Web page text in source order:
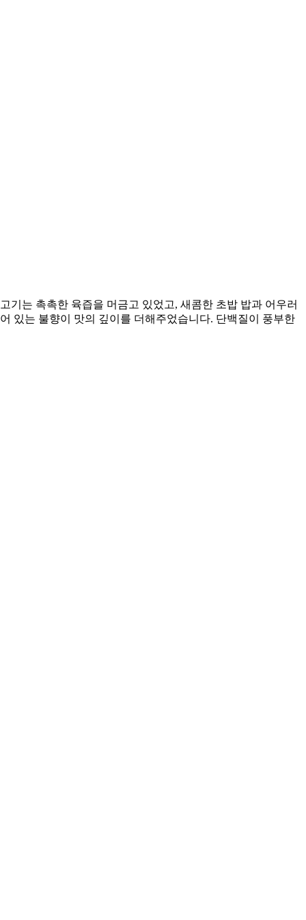
기는 촉촉한 육즙을 머금고 있었고, 새콤한 초밥 밥과 어우러
있는 불향이 맛의 깊이를 더해주었습니다. 단백질이 풍부한